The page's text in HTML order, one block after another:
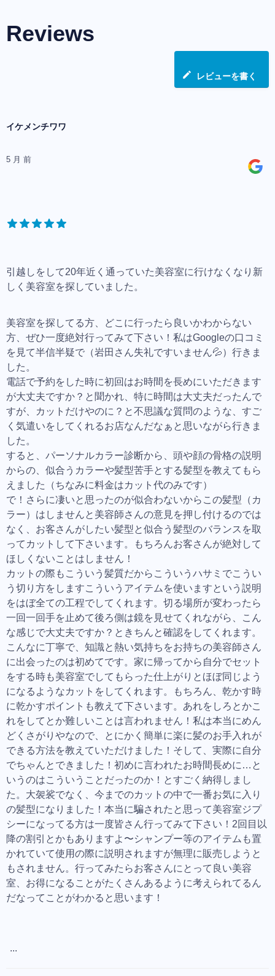
Reviews
レビューを書く
イケメンチワワ
5 月 前
引越しをして20年近く通っていた美容室に行けなくなり新
しく美容室を探していました。
美容室を探してる方、どこに行ったら良いかわからない
方、ぜひ一度絶対行ってみて下さい！私はGoogleの口コミ
を見て半信半疑で（岩田さん失礼ですいません💦）行きま
した。
電話で予約をした時に初回はお時間を長めにいただきます
が大丈夫ですか？と聞かれ、特に時間は大丈夫だったんで
すが、カットだけやのに？と不思議な質問のような、すご
く気遣いをしてくれるお店なんだなぁと思いながら行きま
した。
すると、パーソナルカラー診断から、頭や顔の骨格の説明
からの、似合うカラーや髪型苦手とする髪型を教えてもら
えました（ちなみに料金はカット代のみです）
で！さらに凄いと思ったのが似合わないからこの髪型（カ
ラー）はしませんと美容師さんの意見を押し付けるのでは
なく、お客さんがしたい髪型と似合う髪型のバランスを取
ってカットして下さいます。もちろんお客さんが絶対して
ほしくないことはしません！
カットの際もこういう髪質だからこういうハサミでこうい
う切り方をしますこういうアイテムを使いますという説明
をはぼ全ての工程でしてくれます。切る場所が変わったら
一回一回手を止めて後ろ側は鏡を見せてくれながら、こん
な感じで大丈夫ですか？ときちんと確認をしてくれます。
こんなに丁寧で、知識と熱い気持ちをお持ちの美容師さん
に出会ったのは初めてです。家に帰ってから自分でセット
をする時も美容室でしてもらった仕上がりとほぼ同じよう
になるようなカットをしてくれます。もちろん、乾かす時
に乾かすポイントも教えて下さいます。あれをしろとかこ
れをしてとか難しいことは言われません！私は本当にめん
どくさがりやなので、とにかく簡単に楽に髪のお手入れが
できる方法を教えていただけました！そして、実際に自分
でちゃんとできました！初めに言われたお時間長めに…と
いうのはこういうことだったのか！とすごく納得しまし
た。大袈裟でなく、今までのカットの中で一番お気に入り
の髪型になりました！本当に騙されたと思って美容室ジプ
シーになってる方は一度皆さん行ってみて下さい！2回目以
降の割引とかもありますよ〜シャンプー等のアイテムも置
かれていて使用の際に説明されますが無理に販売しようと
もされません。行ってみたらお客さんにとって良い美容
室、お得になることがたくさんあるように考えられてるん
だなってことがわかると思います！
...